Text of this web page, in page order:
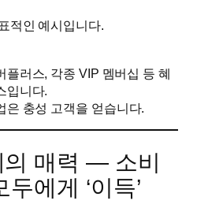
적인 예시입니다.
플러스, 각종 VIP 멤버십 등 혜
입니다.
은 충성 고객을 얻습니다.
의 매력 — 소비
에게 ‘이득’